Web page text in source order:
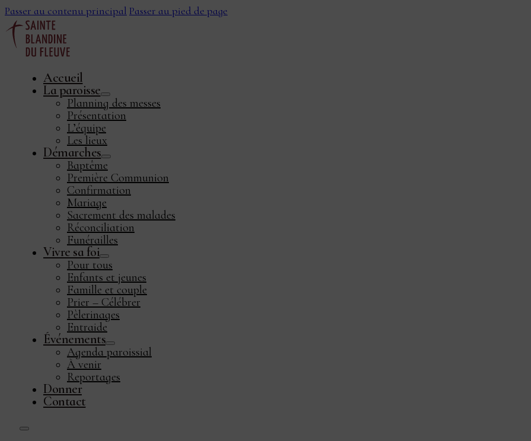
Passer au contenu principal Passer au pied de page
Accueil
La paroisse
Planning des messes
Présentation
L’équipe
Les lieux
Démarches
Baptême
Première Communion
Confirmation
Mariage
Sacrement des malades
Réconciliation
Funérailles
Vivre sa foi
Pour tous
Enfants et jeunes
Famille et couple
Prier – Célébrer
Pèlerinages
Entraide
Événements
Agenda paroissial
À venir
Reportages
Donner
Contact